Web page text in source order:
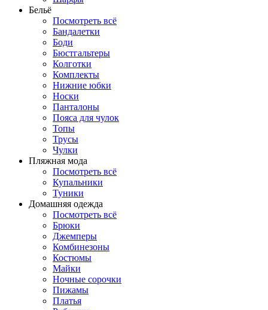
Бельё
Посмотреть всё
Бандалетки
Боди
Бюстгальтеры
Колготки
Комплекты
Нижние юбки
Носки
Панталоны
Поясa для чулок
Топы
Трусы
Чулки
Пляжная мода
Посмотреть всё
Купальники
Туники
Домашняя одежда
Посмотреть всё
Брюки
Джемперы
Комбинезоны
Костюмы
Майки
Ночные сорочки
Пижамы
Платья